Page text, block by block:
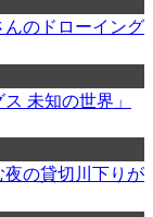
のドローイング
未知の世界」
の貸切川下りが